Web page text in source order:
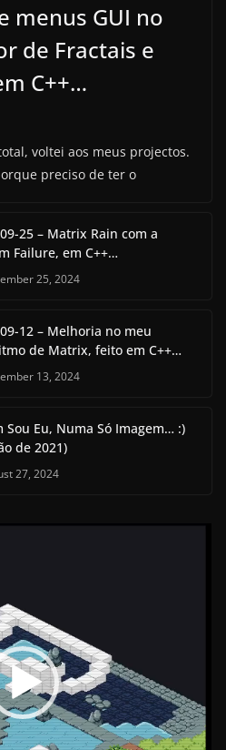
menus GUI no
de Fractais e
C++…
voltei aos meus projectos.
preciso de ter o
25 – Matrix Rain com a
Failure, em C++…
25, 2024
12 – Melhoria no meu
de Matrix, feito em C++…
13, 2024
Sou Eu, Numa Só Imagem… :)
de 2021)
27, 2024